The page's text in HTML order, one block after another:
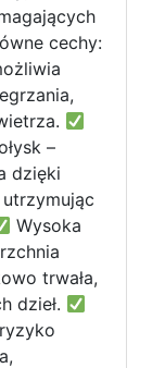
cechy:
–
dzięki
Wysoka
trwała,
dzieł.